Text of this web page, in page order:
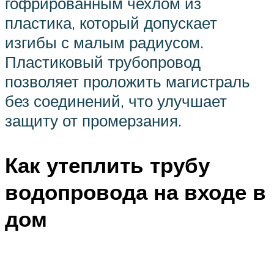
пластика, который допускает
изгибы с малым радиусом.
Пластиковый трубопровод
позволяет проложить магистраль
без соединений, что улучшает
защиту от промерзания.
Как утеплить трубу
водопровода на входе в
дом